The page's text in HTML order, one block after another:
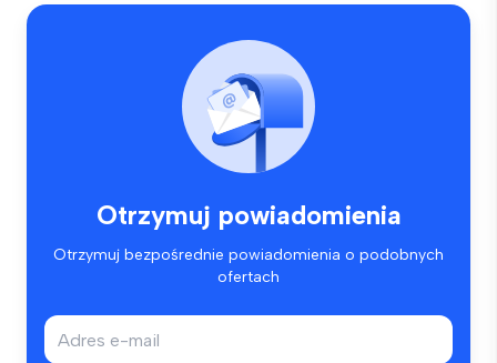
Otrzymuj powiadomienia
Otrzymuj bezpośrednie powiadomienia o podobnych
ofertach